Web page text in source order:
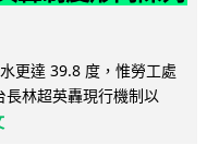
更達 39.8 度，惟勞工處
林超英轟現行機制以